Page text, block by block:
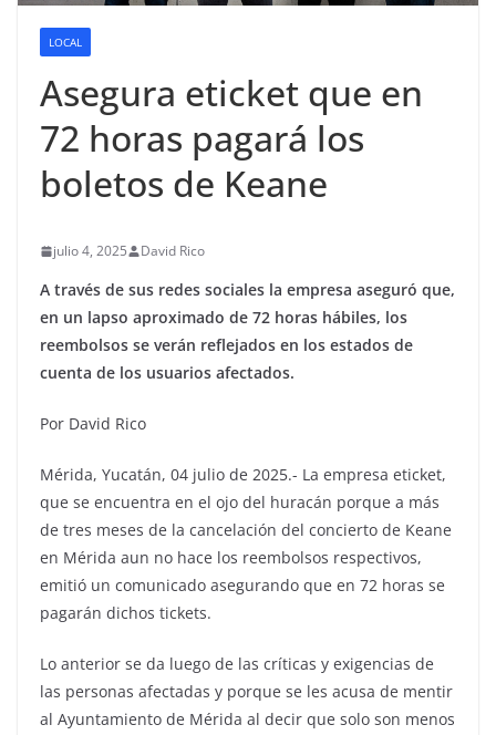
LOCAL
Asegura eticket que en
72 horas pagará los
boletos de Keane
julio 4, 2025 David Rico
A través de sus redes sociales la empresa aseguró que,
en un lapso aproximado de 72 horas hábiles, los
reembolsos se verán reflejados en los estados de
cuenta de los usuarios afectados.
Por David Rico
Mérida, Yucatán, 04 julio de 2025.- La empresa eticket,
que se encuentra en el ojo del huracán porque a más
de tres meses de la cancelación del concierto de Keane
en Mérida aun no hace los reembolsos respectivos,
emitió un comunicado asegurando que en 72 horas se
pagarán dichos tickets.
Lo anterior se da luego de las críticas y exigencias de
las personas afectadas y porque se les acusa de mentir
al Ayuntamiento de Mérida al decir que solo son menos